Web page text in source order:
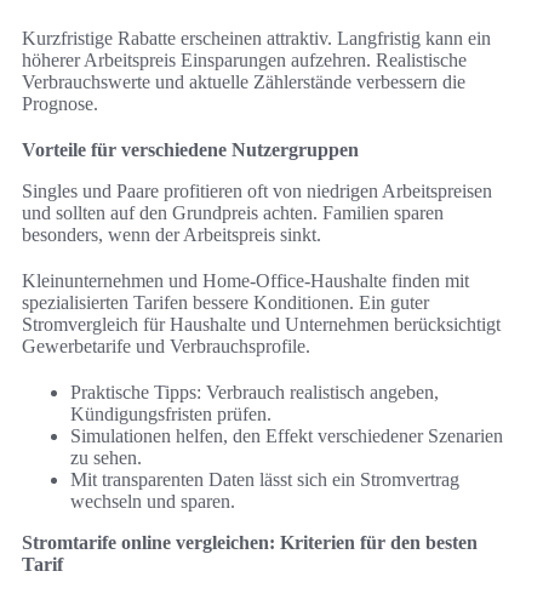
Kurzfristige Rabatte erscheinen attraktiv. Langfristig kann ein
höherer Arbeitspreis Einsparungen aufzehren. Realistische
Verbrauchswerte und aktuelle Zählerstände verbessern die
Prognose.
Vorteile für verschiedene Nutzergruppen
Singles und Paare profitieren oft von niedrigen Arbeitspreisen
und sollten auf den Grundpreis achten. Familien sparen
besonders, wenn der Arbeitspreis sinkt.
Kleinunternehmen und Home‑Office‑Haushalte finden mit
spezialisierten Tarifen bessere Konditionen. Ein guter
Stromvergleich für Haushalte und Unternehmen berücksichtigt
Gewerbetarife und Verbrauchsprofile.
Praktische Tipps: Verbrauch realistisch angeben,
Kündigungsfristen prüfen.
Simulationen helfen, den Effekt verschiedener Szenarien
zu sehen.
Mit transparenten Daten lässt sich ein Stromvertrag
wechseln und sparen.
Stromtarife online vergleichen: Kriterien für den besten
Tarif